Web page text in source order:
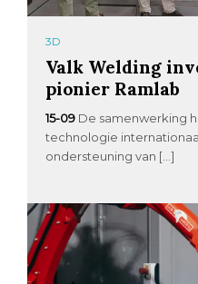
3D
Valk Welding
pionier Ramlab
15-09 De samenwerking
technologie
ondersteuning van […]